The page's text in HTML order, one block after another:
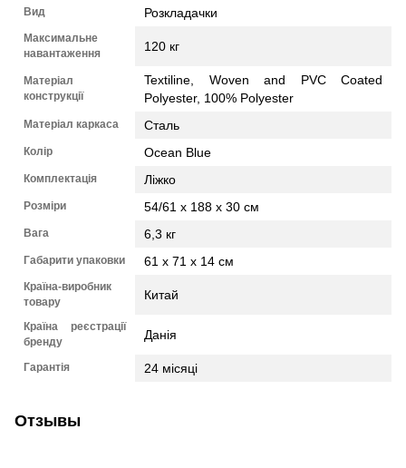
Вид Розкладачки
Максимальне
навантаження
120 кг
Матеріал
конструкції
Textiline, Woven and PVC Coated
Polyester, 100% Polyester
Матеріал каркаса Сталь
Колір Ocean Blue
Комплектація Ліжко
Розміри 54/61 x 188 x 30 см
Вага 6,3 кг
Габарити упаковки 61 x 71 x 14 см
Країна-виробник
товару
Китай
Країна реєстрації
бренду
Данія
Гарантія 24 місяці
Отзывы